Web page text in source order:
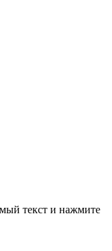
текст и нажмите